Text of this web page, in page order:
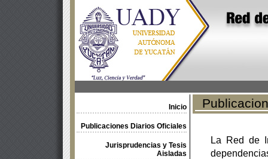
Inicio
Publicaciones Diarios Oficiales
Jurisprudencias y Tesis
Aisladas
La Red de